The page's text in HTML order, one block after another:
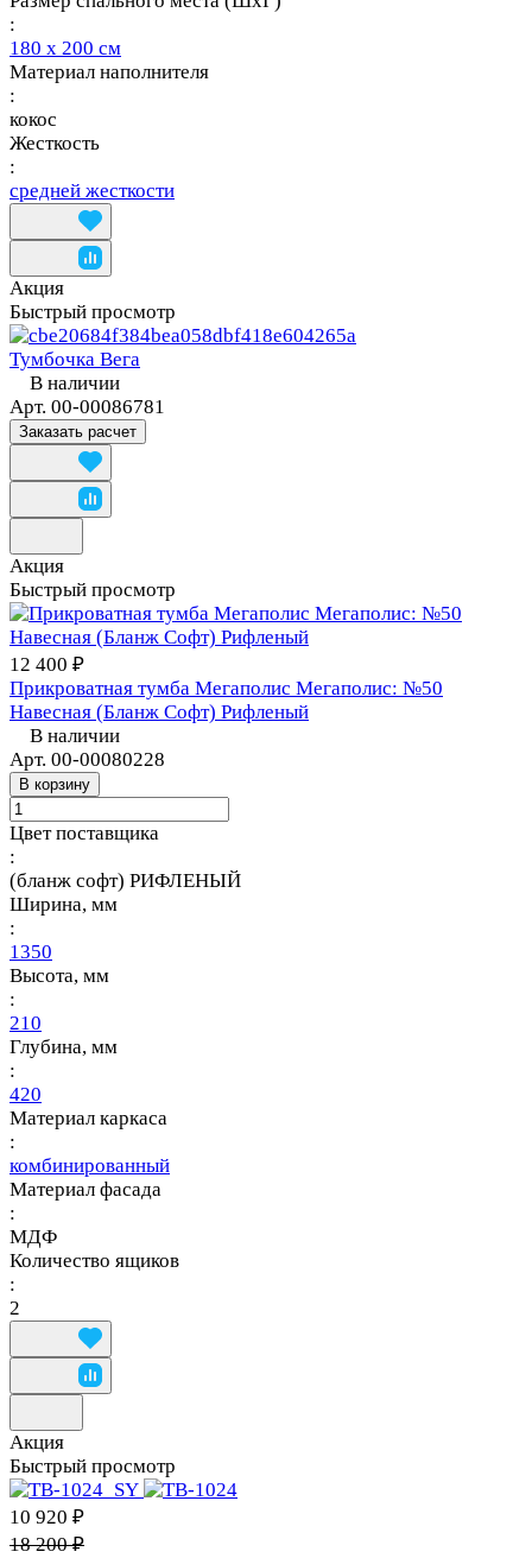
:
180 х 200 см
Материал наполнителя
:
кокос
Жесткость
:
средней жесткости
Акция
Быстрый просмотр
Тумбочка Вега
В наличии
Арт. 00-00086781
Заказать расчет
Акция
Быстрый просмотр
12 400 ₽
Прикроватная тумба Мегаполис Мегаполис: №50
Навесная (Бланж Софт) Рифленый
В наличии
Арт. 00-00080228
В корзину
Цвет поставщика
:
(бланж софт) РИФЛЕНЫЙ
Ширина, мм
:
1350
Высота, мм
:
210
Глубина, мм
:
420
Материал каркаса
:
комбинированный
Материал фасада
:
МДФ
Количество ящиков
:
2
Акция
Быстрый просмотр
10 920 ₽
18 200 ₽